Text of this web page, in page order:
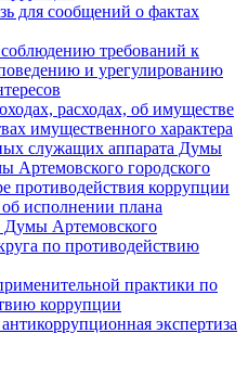
для сообщений о фактах
требований к
и урегулированию
расходах, об имуществе
имущественного характера
служащих аппарата Думы
Артемовского городского
противодействия коррупции
исполнении плана
Думы Артемовского
по противодействию
практики по
коррупции
экспертиза